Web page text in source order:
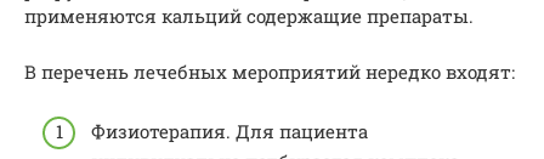
применяются кальций содержащие препараты.
В перечень лечебных мероприятий нередко входят:
Физиотерапия. Для пациента